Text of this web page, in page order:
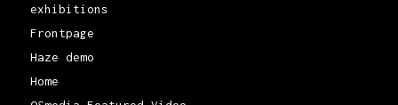
exhibitions
Frontpage
Haze demo
Home